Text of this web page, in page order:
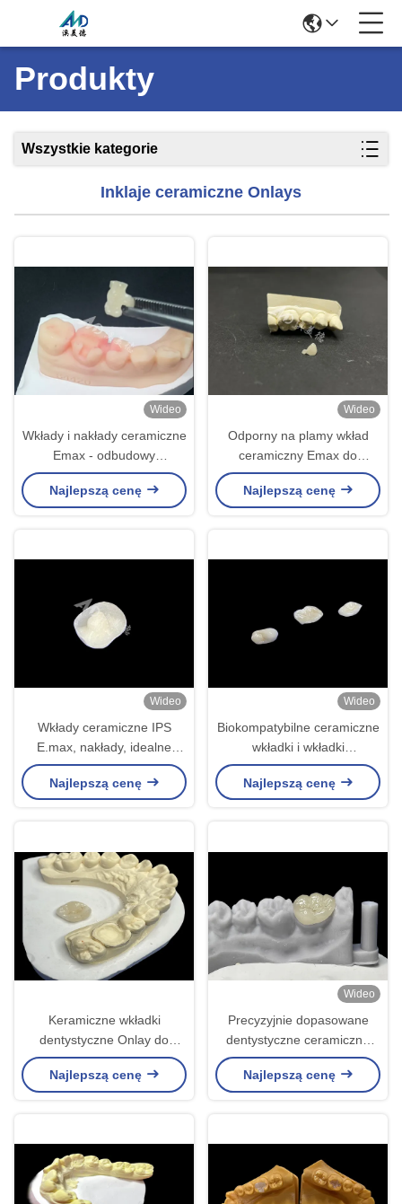
Produkty
Wszystkie kategorie
Inklaje ceramiczne Onlays
Wideo
Wkłady i nakłady ceramiczne
Emax - odbudowy
stomatologiczne dla
naturalnego koloru zęba
Najlepszą cenę
Wideo
Odporny na plamy wkład
ceramiczny Emax do
precyzyjnej naprawy
uszkodzonych zębów
Najlepszą cenę
Wideo
Wkłady ceramiczne IPS
E.max, nakłady, idealne
dopasowanie, naturalny
wygląd
Najlepszą cenę
Wideo
Biokompatybilne ceramiczne
wkładki i wkładki
zaprojektowane z myślą o
wygodnej wytrzymałości i
Najlepszą cenę
Keramiczne wkładki
dentystyczne Onlay do
efektywnej naprawy zębów z
trwałych i estetycznych
Najlepszą cenę
Wideo
Precyzyjnie dopasowane
dentystyczne ceramiczne
wkładki, porcelanowe
wkładki i wkładki
Najlepszą cenę